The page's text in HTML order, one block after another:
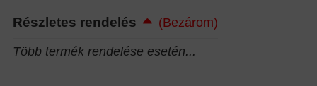
Részletes rendelés
(Bezárom)
Több termék rendelése esetén...